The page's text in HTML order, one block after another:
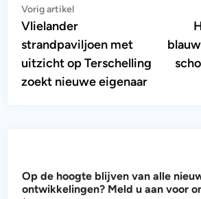
Bericht
navigatie
Vorig artikelVorig
artikel:
Vlielander
strandpaviljoen met
uitzicht op Terschelling
zoekt nieuwe eigenaar
o
o
Op de hoogte blijven van alle
ontwikkelingen? Meld u aan voor